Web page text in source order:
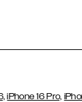
iPhone 16 Pro,